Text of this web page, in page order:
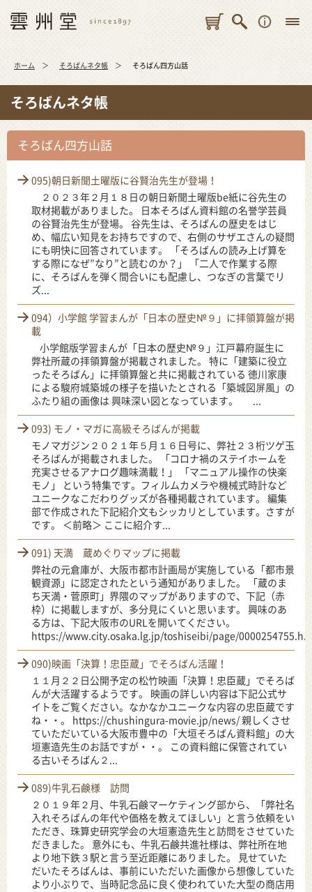
ホーム そろばんネタ帳 そろばん四方山話
そろばんネタ帳
そろばん四方山話
095)朝日新聞土曜版に谷賢治先生が登場！
２０２３年２月１８日の朝日新聞土曜版be紙に谷先生の
取材掲載がありました。 日本そろばん資料館の名誉学芸員
の谷賢治先生が登場。 谷先生は、そろばんの歴史をはじ
め、幅広い知見をお持ちですので、右側のサザエさんの疑問
にも明快に回答されています。 「そろばんの読み上げ算を
する際になぜ”なり”と読むのか？」 「二人で作業する際
に、そろばんを弾く間合いにも配慮し、つなぎの言葉でリ
ズ...
094）小学館 学習まんが「日本の歴史№９」に拝領算盤が掲
載
小学館版学習まんが「日本の歴史№９」江戸幕府誕生に
弊社所蔵の拝領算盤が掲載されました。 特に「建築に役立
ったそろばん」に拝領算盤と共に掲載されている 徳川家康
による駿府城築城の様子を描いたとされる「築城図屏風」の
ふたり組の画像は 興味深い図となっています。 ...
093) モノ・マガに高級そろばんが掲載
モノマガジン２０２１年５月１６日号に、弊社２３桁ツゲ玉
そろばんが掲載されました。 「コロナ禍のステイホームを
充実させるアナログ趣味満載！」 「マニュアル操作の快楽
モノ」 という特集です。フィルムカメラや機械式時計など
ユニークなこだわりグッズが各種掲載されています。 編集
部で作成された下記紹介文もシッカリとしています。さすが
です。 ＜前略＞ ここに紹介す...
091) 天満 蔵めぐりマップに掲載
弊社の元倉庫が、大阪市都市計画局が実施している「都市景
観資源」に認定されたという通知がありました。 「蔵のま
ち天満・菅原町」界隈のマップがありますので、下記（赤
枠）に掲載しますが、多分見にくいと思います。 興味のあ
る方は、下記大阪市のURLを開いてください。
https://www.city.osaka.lg.jp/toshiseibi/page/0000254755.h...
090)映画「決算！忠臣蔵」でそろばん活躍！
１１月２２日公開予定の松竹映画「決算！忠臣蔵」でそろば
んが大活躍するようです。 映画の詳しい内容は下記公式サ
イトをご覧ください。なかなかユニークな内容の忠臣蔵です
ね・・。 https://chushingura-movie.jp/news/ 親しくさせ
ていただいている大阪市豊中の「大垣そろばん資料館」の大
垣憲造先生のお話ですが・・。 この資料館に保管されてい
る古いそろばん２...
089)牛乳石鹸様 訪問
２０１９年２月、牛乳石鹸マーケティング部から、「弊社名
入れそろばんの年代や価格を教えてほしい」と言う依頼をい
ただき、珠算史研究学会の大垣憲造先生と訪問をさせていた
だきました。 意外にも、牛乳石鹸共進社様は、弊社所在地
より地下鉄３駅と言う至近距離にありました。 見せていた
だいたそろばんは、事前にいただいた画像から想像していた
より小ぶりで、当時記念品に良く使われていた大型の商店用